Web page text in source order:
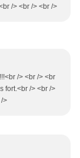
/> <br /> <br />
/> <br /> <br
fort.<br /> <br />
>